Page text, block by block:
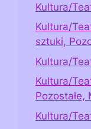
Kultura/
Kultura/
sztuki,
Kultura/
Kultura/
Pozostałe,
Kultura/